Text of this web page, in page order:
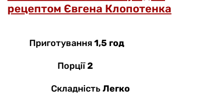
рецептом Євгена Клопотенка
Приготування1,5 год
Порції2
Складність Легко